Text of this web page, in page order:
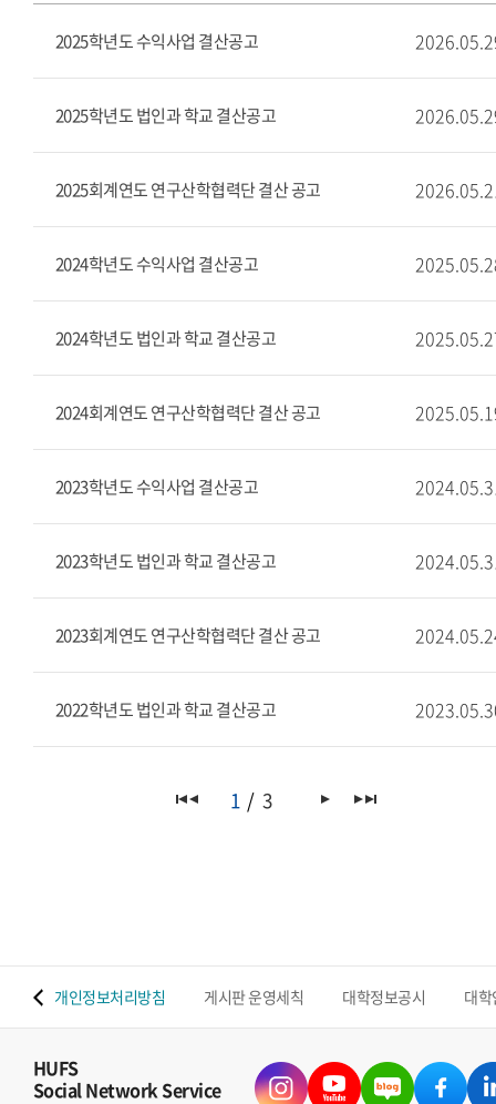
2025학년도 수익사업 결산공고
2025학년도 법인과 학교 결산공고
2025회계연도 연구산학협력단 결산 공고
2024학년도 수익사업 결산공고
2024학년도 법인과 학교 결산공고
2024회계연도 연구산학협력단 결산 공고
2023학년도 수익사업 결산공고
2023학년도 법인과 학교 결산공고
2023회계연도 연구산학협력단 결산 공고
2022학년도 법인과 학교 결산공고
1 3
개인정보처리방침 게시판 운영세칙 대학정보공시 대
HUFS
Social Network Service